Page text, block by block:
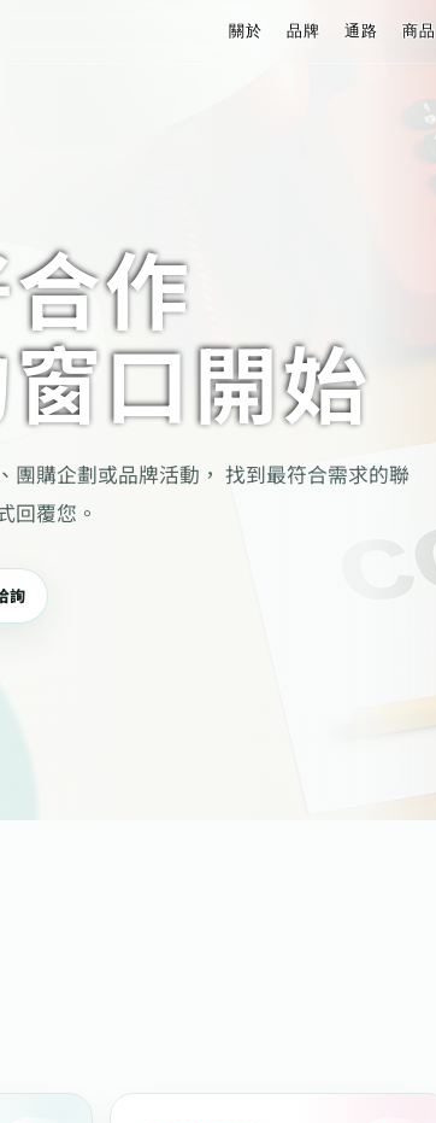
關於 品牌 通路 商品
作
口開始
團購企劃或品牌活動， 找到最符合需求的聯
回覆您。
詢